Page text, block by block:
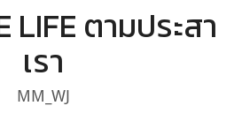
LIFE ตามประสา
เรา
MM_WJ